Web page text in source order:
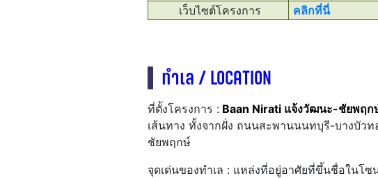
เว็บไซต์โครงการ
คลิกที่นี่
ทำเล / LOCATION
ที่ตั้งโครงการ : Baan Nirati แจ้งวัฒนะ-ชัยพฤก
เส้นทาง ทั้งจากฝั่ง ถนนสะพานนนทบุรี-บางบัว
ชัยพฤกษ์
จุดเด่นของทำเล : แหล่งที่อยู่อาศัยที่ขึ้นชื่อในโ